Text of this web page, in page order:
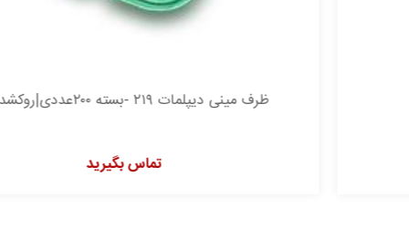
ظرف مینی دیپلمات ۲۱۹ -بسته ۲۰۰عددی|روکشدار سبز
تماس بگیرید